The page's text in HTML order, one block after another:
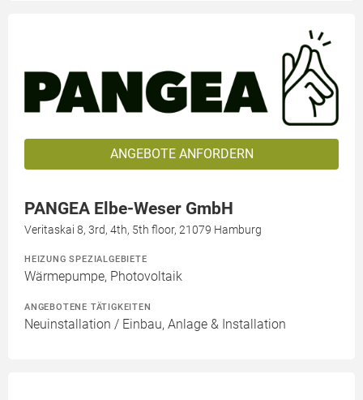
ANGEBOTE ANFORDERN
PANGEA Elbe-Weser GmbH
Veritaskai 8, 3rd, 4th, 5th floor, 21079 Hamburg
HEIZUNG SPEZIALGEBIETE
Wärmepumpe, Photovoltaik
ANGEBOTENE TÄTIGKEITEN
Neuinstallation / Einbau, Anlage & Installation